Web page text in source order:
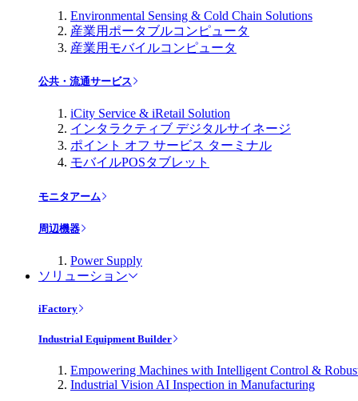
Environmental Sensing & Cold Chain Solutions
産業用ポータブルコンピュータ
産業用モバイルコンピュータ
公共・流通サービス
iCity Service & iRetail Solution
インタラクティブ デジタルサイネージ
ポイント オフ サービス ターミナル
モバイルPOSタブレット
モニタアーム
周辺機器
Power Supply
ソリューション
iFactory
Industrial Equipment Builder
Empowering Machines with Intelligent Control &
Industrial Vision AI Inspection in Manufacturing